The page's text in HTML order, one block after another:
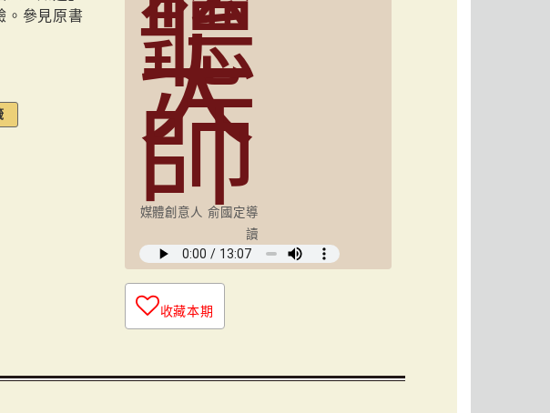
。參見原書
聽
大
師
媒體創意人 俞國定導
讀
收藏本期